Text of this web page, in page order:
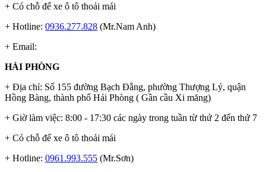
+ Có chỗ để xe ô tô thoải mái
+ Hotline: 0936.277.828 (Mr.Nam Anh)
+ Email:
HẢI PHÒNG
+ Địa chỉ: Số 155 đường Bạch Đằng, phường Thượng Lý, quận
Hồng Bàng, thành phố Hải Phòng ( Gần cầu Xi măng)
+ Giờ làm việc: 8:00 - 17:30 các ngày trong tuần từ thứ 2 đến thứ 7
+ Có chỗ để xe ô tô thoải mái
+ Hotline: 0961.993.555 (Mr.Sơn)